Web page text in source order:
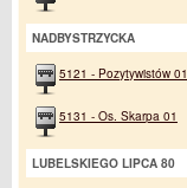
NADBYSTRZYCKA
5121 - Pozytywistów 01
5131 - Os. Skarpa 01
LUBELSKIEGO LIPCA 80